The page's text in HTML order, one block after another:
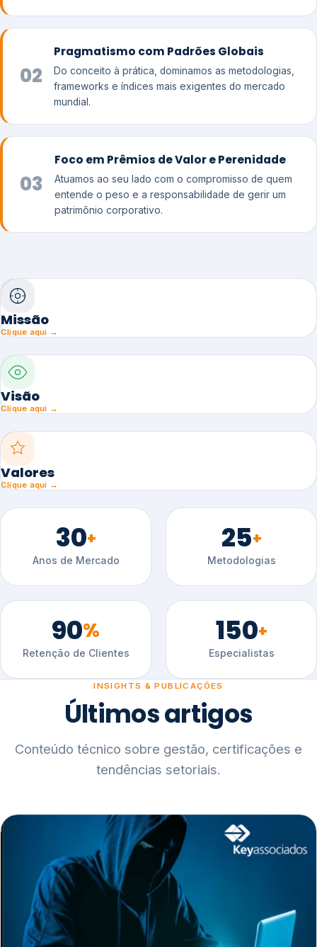
02
Pragmatismo com Padrões Globais
Do conceito à prática, dominamos as metodologias,
frameworks e índices mais exigentes do mercado
mundial.
03
Foco em Prêmios de Valor e Perenidade
Atuamos ao seu lado com o compromisso de quem
entende o peso e a responsabilidade de gerir um
patrimônio corporativo.
Missão
Clique aqui →
Visão
Clique aqui →
Valores
Clique aqui →
30+
Anos de Mercado
25+
Metodologias
90%
Retenção de Clientes
150+
Especialistas
INSIGHTS & PUBLICAÇÕES
Últimos artigos
Conteúdo técnico sobre gestão, certificações e
tendências setoriais.